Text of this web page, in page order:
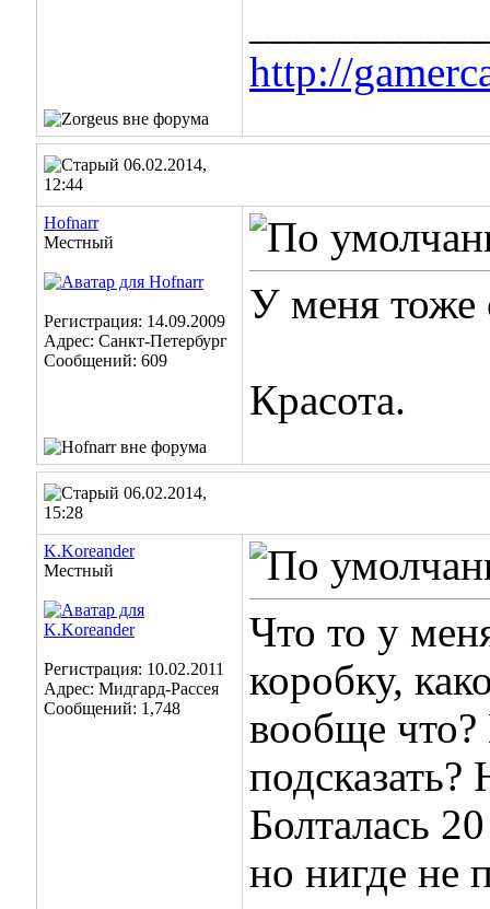
http://
06.02.2014,
12:44
Hofnarr
Местный
Регистрация: 14.09.2009
Адрес: Санкт-Петербург
Сообщений: 609
У меня тоже
Красота.
06.02.2014,
15:28
K.Koreander
Местный
Регистрация: 10.02.2011
Адрес: Мидгард-Рассея
Сообщений: 1,748
Что то у
коробку,
вообще
подсказать?
Болталась
но нигде не